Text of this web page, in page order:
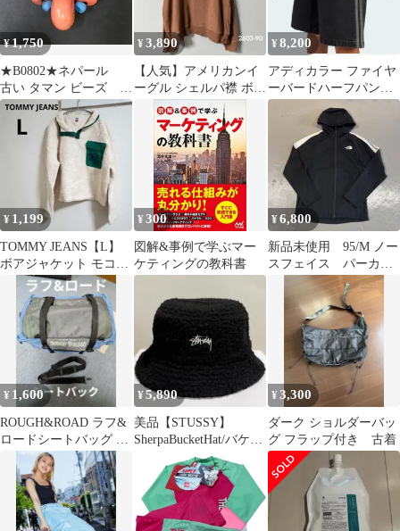
¥1,750
★B0802★ネパール
古い タマン ビーズ エ
スニック アジア山岳
民族
¥3,890
【人気】アメリカンイ
ーグル シェルパ襟 ボア
スウェット トレーナー
XL 茶
¥8,200
アディカラー ファイヤ
ーバードハーフパンツ
adidas 34サイズ アデ
¥ 1,199
TOMMY JEANS【L】
ボアジャケット モコモ
¥300
図解&事例で学ぶマー
ケティングの教科書
¥6,800
新品未使用 95/M ノー
スフェイス パーカ
ー ジャージ トラッ
クジャケット
¥ 1,600
ROUGH&ROAD ラフ&
ロードシートバッグ 青
¥5,890
美品【STUSSY】
SherpaBucketHat/バケッ
トハット帽子/ボア素材
¥3,300
ダーク ショルダーバッ
グ フラップ付き 古着